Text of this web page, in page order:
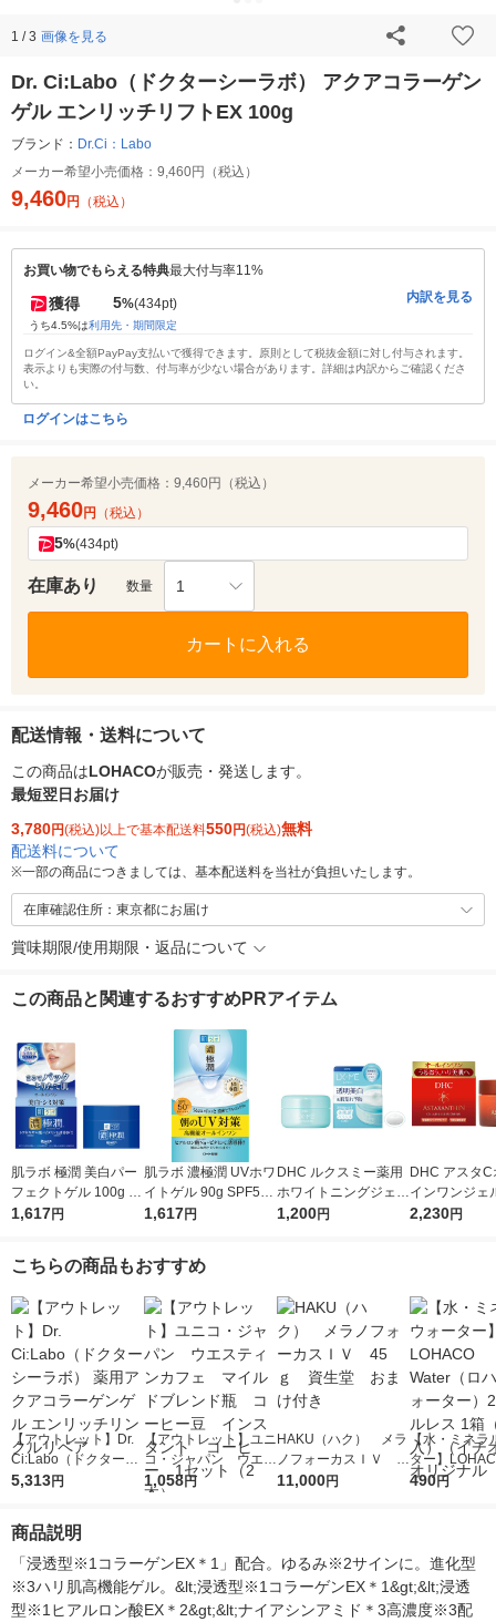
1 / 3 画像を見る
Dr. Ci:Labo（ドクターシーラボ） アクアコラーゲン
ゲル エンリッチリフトEX 100g
ブランド： Dr.Ci：Labo
メーカー希望小売価格： 9,460円（税込）
9,460円 （税込）
お買い物でもらえる特典最大付与率11%
獲得 5%(434pt)
うち4.5%は利用先・期間限定
内訳を見る
ログイン&全額PayPay支払いで獲得できます。原則として税抜金額に対し付与されます。
表示よりも実際の付与数、付与率が少ない場合があります。詳細は内訳からご確認くださ
い。
ログインはこちら
メーカー希望小売価格： 9,460円（税込）
9,460円 （税込）
5%(434pt)
在庫あり 数量 1
カートに入れる
配送情報・送料について
この商品はLOHACOが販売・発送します。
最短翌日お届け
3,780円(税込)以上で基本配送料550円(税込)無料
配送料について
※一部の商品につきましては、基本配送料を当社が負担いたします。
在庫確認住所：東京都にお届け
賞味期限/使用期限・返品について
この商品と関連するおすすめPRアイテム
肌ラボ 極潤 美白パー
フェクトゲル 100g ロ
ート製薬 オールイン
1,617円
肌ラボ 濃極潤 UVホワ
イトゲル 90g SPF50+
PA++++ オールインワ
1,617円
DHC ルクスミー薬用
ホワイトニングジェル
120g 保湿オールイン
1,200円
DHC アスタ
インワンジェ
g アスタキサ
2,230円
こちらの商品もおすすめ
【アウトレット】Dr.
Ci:Labo（ドクターシ
ーラボ） 薬用アクア
5,313円
【アウトレット】ユニ
コ・ジャパン ウエス
ティンカフェ マイル
（2本）
1,058円
HAKU（ハク） メラ
ノフォーカスＩＶ 4
5ｇ 資生堂 おまけ
11,000円
【水・ミネラ
ター】
r（ロハコウ
490円
商品説明
「浸透型※1コラーゲンEX＊1」配合。ゆるみ※2サインに。進化型
※3ハリ肌高機能ゲル。&lt;浸透型※1コラーゲンEX＊1&gt;&lt;浸透
型※1ヒアルロン酸EX＊2&gt;&lt;ナイアシンアミド＊3高濃度※3配